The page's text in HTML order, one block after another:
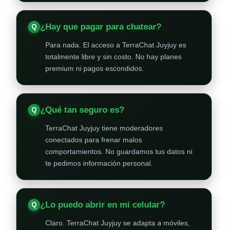
¿Hay que pagar para chatear?
Para nada. El acceso a TerraChat Juyjuy es
totalmente libre y sin costo. No hay planes
premium ni pagos escondidos.
¿Qué tan seguro es?
TerraChat Juyjuy tiene moderadores
conectados para frenar malos
comportamientos. No guardamos tus datos ni
te pedimos información personal.
¿Lo puedo abrir en mi celular?
Claro. TerraChat Juyjuy se adapta a móviles,